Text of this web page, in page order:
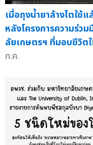
เมื่อถุงน้ำยาล้างไตใช้
หลังโครงการความร่ว
ลัยเกษตรฯ ที่มอบชีวิต
ก.ค.